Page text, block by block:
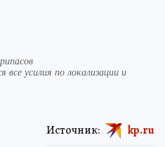
усилия по локализации и
Источник: kp.ru